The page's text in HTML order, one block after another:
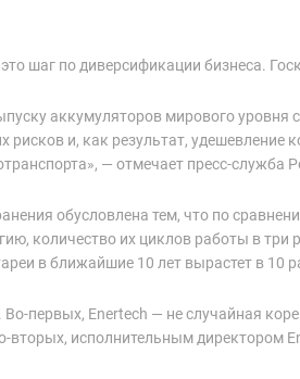
шаг по диверсификации бизнеса.
аккумуляторов мирового
и, как результат,
— отмечает пресс-служба
обусловлена тем, что по
количество их циклов работы в
в ближайшие 10 лет вырастет в 10
первых, Enertech — не случайная
вторых, исполнительным директором